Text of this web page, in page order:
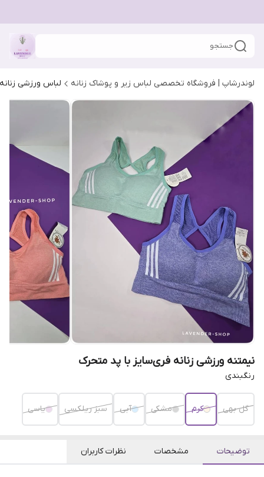
جستجو
لوندرشاپ | فروشگاه تخصصی لباس زیر و پوشاک زنانه لباس ورزشی زنانه
نیمتنه ورزشی زنانه فری‌سایز با پد متحرک
رنگبندی
گل بهی کرم مشکی آبی سبز ریلکسی یاسی
توضیحات مشخصات نظرات کاربران